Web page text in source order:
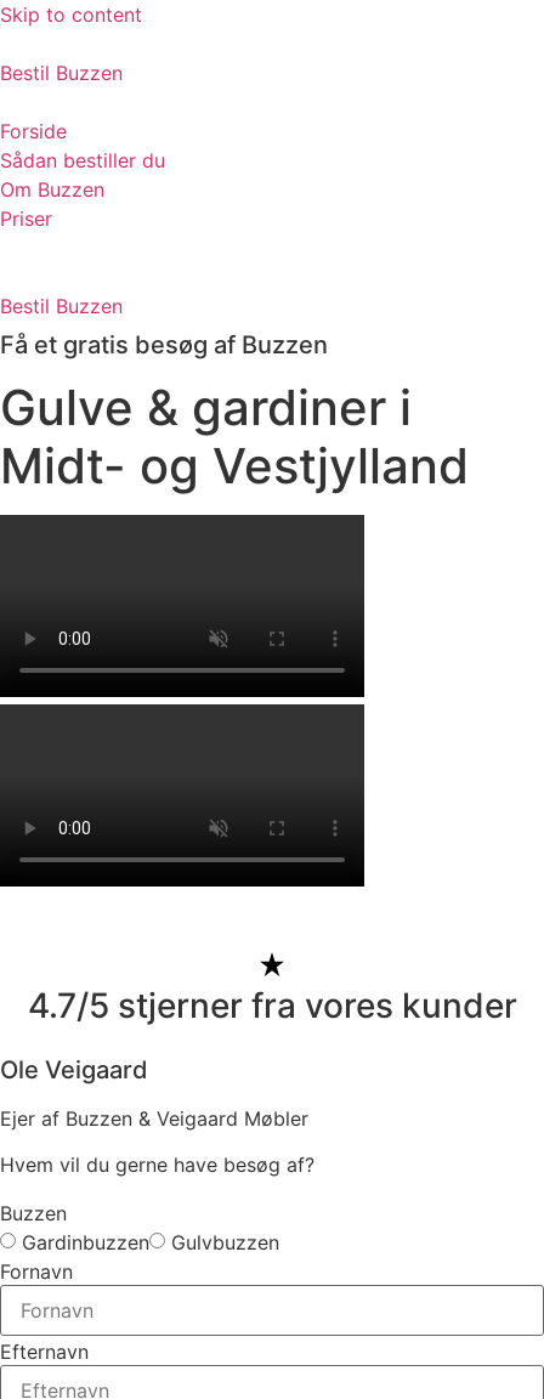
Skip to content
Bestil Buzzen
Forside
Sådan bestiller du
Om Buzzen
Priser
Bestil Buzzen
Få et gratis besøg af Buzzen
Gulve & gardiner i
Midt- og Vestjylland
4.7/5 stjerner fra vores kunder
Ole Veigaard
Ejer af Buzzen & Veigaard Møbler
Hvem vil du gerne have besøg af?
Buzzen
Gardinbuzzen
Gulvbuzzen
Fornavn
Efternavn